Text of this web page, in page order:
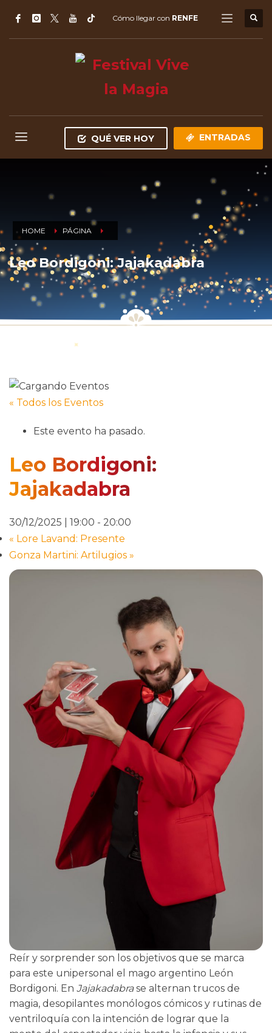
Cómo llegar con RENFE
QUÉ VER HOY ENTRADAS
HOME PÁGINA
Leo Bordigoni: Jajakadabra
« Todos los Eventos
Este evento ha pasado.
Leo Bordigoni:
Jajakadabra
30/12/2025 | 19:00 - 20:00
« Lore Lavand: Presente
Gonza Martini: Artilugios »
Reír y sorprender son los objetivos que se marca
para este unipersonal el mago argentino León
Bordigoni. En Jajakadabrase alternan trucos de
magia, desopilantes monólogos cómicos y rutinas de
ventriloquía con la intención de lograr que la